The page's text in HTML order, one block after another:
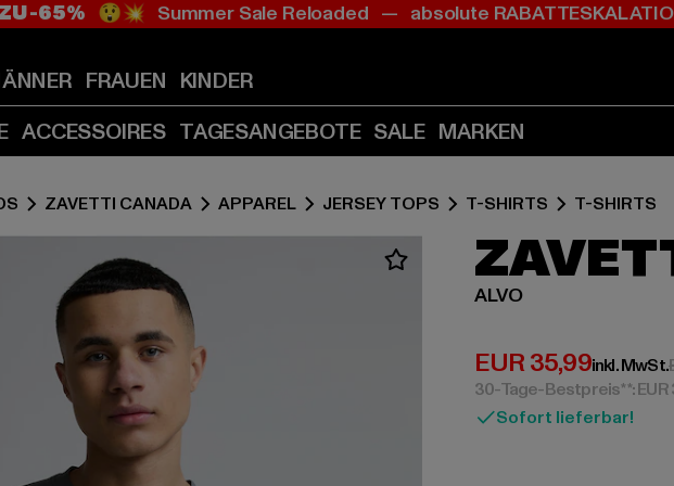
Zum
(Enter
drücken)
Zum
(Enter
drücken)
-65% 😲💥 Summer Sale Reloaded — absolute
FRAUEN KINDER
ACCESSOIRES TAGESANGEBOTE SALE MARKEN
ZAVETTI CANADA APPAREL JERSEY TOPS T-SHIRTS T-SHIRTS
ALVO
EUR 35,99
Derzeitiger Preis:
inkl. MwSt.
30-Tage-Bestpreis**: EUR
Sofort lieferbar!